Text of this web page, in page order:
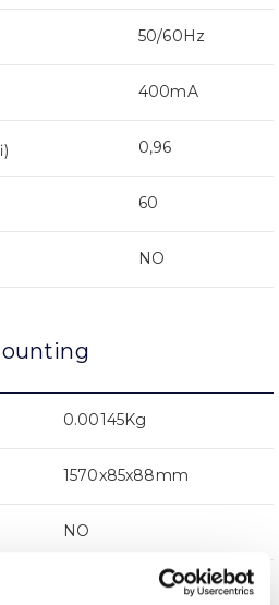
50/60Hz
400mA
0,96
60
NO
0.00145Kg
1570x85x88mm
NO